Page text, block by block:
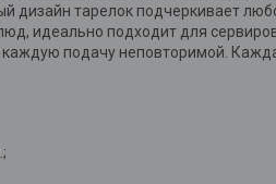
дизайн тарелок подчеркивает
идеально подходит для
каждую подачу неповторимой.